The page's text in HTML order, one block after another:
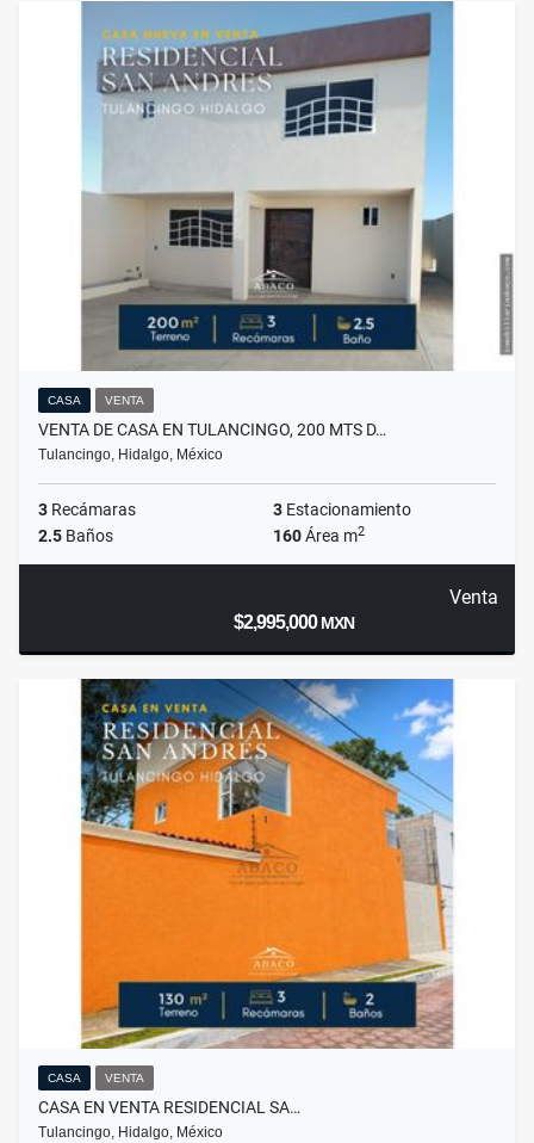
CASA VENTA
VENTA DE CASA EN TULANCINGO, 200 MTS D…
Tulancingo, Hidalgo, México
3 Recámaras 3 Estacionamiento
2.5 Baños 160Área m2
Venta
$2,995,000MXN
CASA VENTA
CASA EN VENTA RESIDENCIAL SA…
Tulancingo, Hidalgo, México